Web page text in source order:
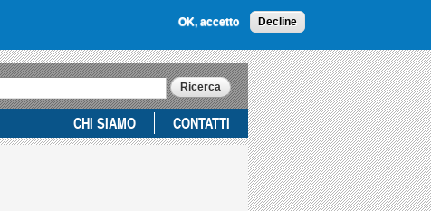
OK, accetto Decline
CHI SIAMO CONTATTI